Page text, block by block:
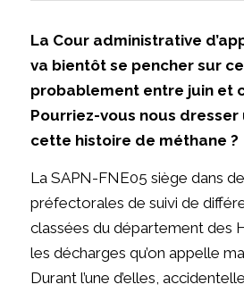
La Cour administrative
va bientôt se pencher sur
probablement entre juin et
Pourriez-vous nous
cette histoire de méthane ?
La SAPN-FNE05 siège dans
préfectorales de suivi de
classées du département des
les décharges qu’on appelle
Durant l’une d’elles,